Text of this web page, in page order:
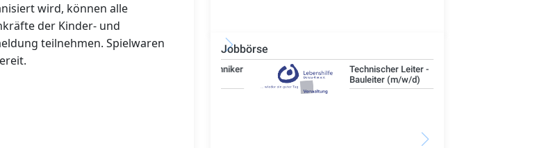
wird, können alle
der Kinder- und
teilnehmen. Spielwaren
Jobbörse
Technischer Leiter -
Bauleiter (m/w/d)